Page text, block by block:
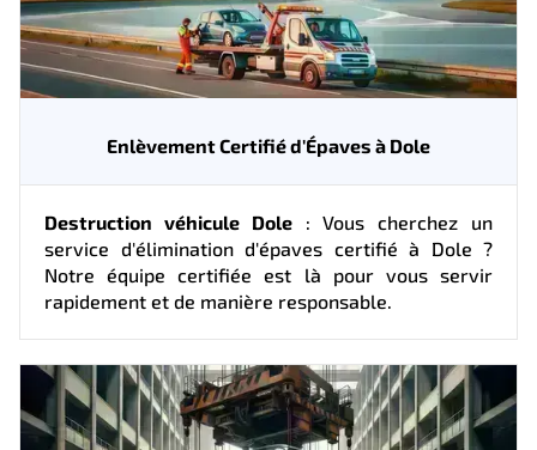
Enlèvement Certifié d'Épaves à Dole
Destruction véhicule Dole: Vous cherchez un
service d'élimination d'épaves certifié à Dole ?
Notre équipe certifiée est là pour vous servir
rapidement et de manière responsable.